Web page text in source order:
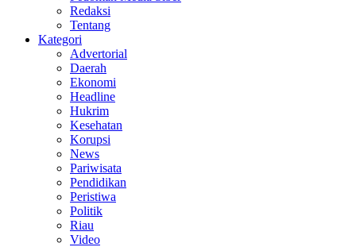
Redaksi
Tentang
Kategori
Advertorial
Daerah
Ekonomi
Headline
Hukrim
Kesehatan
Korupsi
News
Pariwisata
Pendidikan
Peristiwa
Politik
Riau
Video